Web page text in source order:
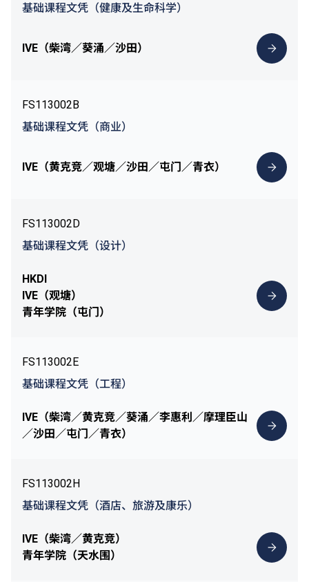
基础课程文凭（健康及生命科学）
IVE（柴湾／葵涌／沙田）
FS113002B
基础课程文凭（商业）
IVE（黄克竞／观塘／沙田／屯门／青衣）
FS113002D
基础课程文凭（设计）
HKDI
IVE（观塘）
青年学院（屯门）
FS113002E
基础课程文凭（工程）
IVE（柴湾／黄克竞／葵涌／李惠利／摩理臣山
／沙田／屯门／青衣）
FS113002H
基础课程文凭（酒店、旅游及康乐）
IVE（柴湾／黄克竞）
青年学院（天水围）